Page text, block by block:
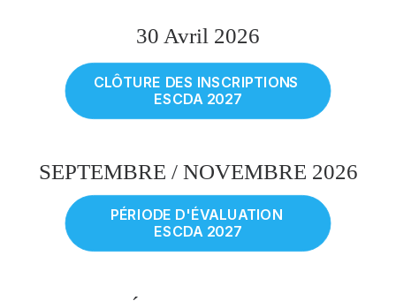
30 Avril 2026
CLÔTURE DES INSCRIPTIONS
ESCDA 2027
SEPTEMBRE / NOVEMBRE 2026
PÉRIODE D'ÉVALUATION
ESCDA 2027